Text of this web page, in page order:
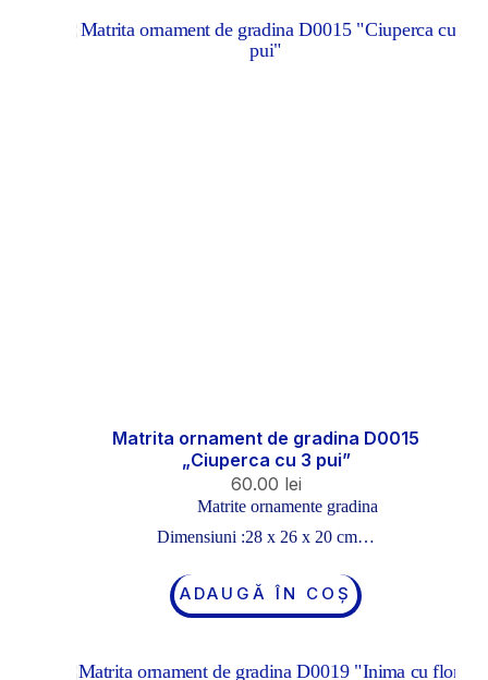
Matrita ornament de gradina D0015
„Ciuperca cu 3 pui”
60.00 lei
Matrite ornamente gradina
Dimensiuni :28 x 26 x 20 cm…
ADAUGĂ ÎN COȘ